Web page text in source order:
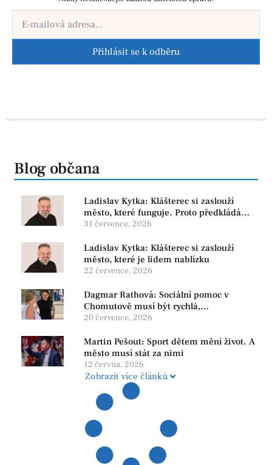
Přihlásit se k odběru
Blog občana
Ladislav Kytka: Klášterec si zaslouží
město, které funguje. Proto předkládáme
program, který řeší skutečné problémy
31 července, 2026
Ladislav Kytka: Klášterec si zaslouží
město, které je lidem nablízku
22 července, 2026
Dagmar Rathová: Sociální pomoc v
Chomutově musí být rychlá,
srozumitelná a férová. Ne udržovat lidi v
20 července, 2026
Martin Pešout: Sport dětem mění život. A
město musí stát za nimi
12 června, 2026
Zobrazit více článků